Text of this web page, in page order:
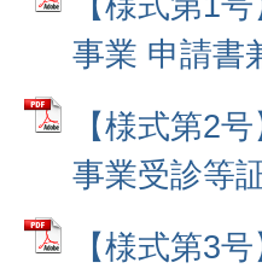
事業 申請書
【様式第2
事業受診等
【様式第3